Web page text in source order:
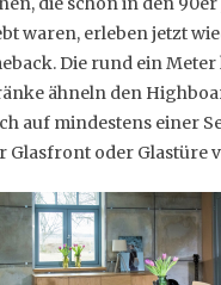
waren, erleben jetzt
Die rund ein
ähneln den
auf mindestens einer
Glasfront oder Glastüre